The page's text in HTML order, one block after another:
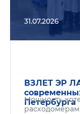
31.07.2026
ВЗЛЕТ ЭР
Петербурга
Мощность